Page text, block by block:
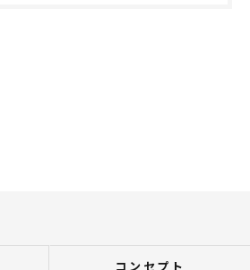
コンセプト